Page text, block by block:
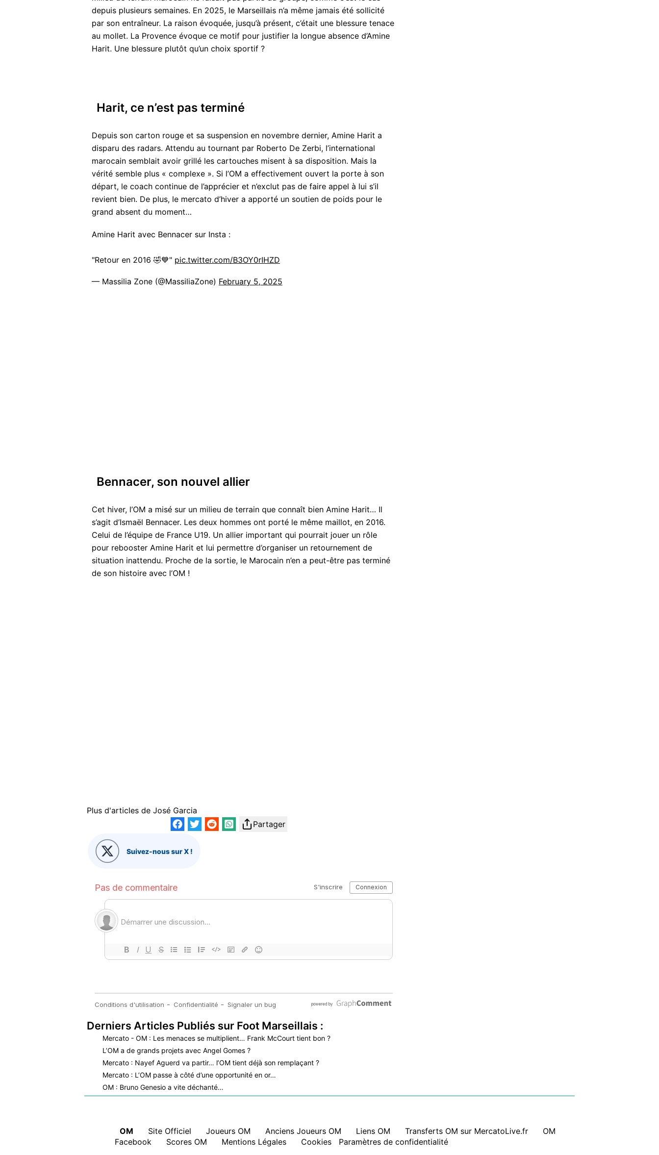
depuis plusieurs semaines. En 2025, le Marseillais n’a même jamais été sollicité
par son entraîneur. La raison évoquée, jusqu’à présent, c’était une blessure tenace
au mollet. La Provence évoque ce motif pour justifier la longue absence d’Amine
Harit. Une blessure plutôt qu’un choix sportif ?
Harit, ce n’est pas terminé
Depuis son carton rouge et sa suspension en novembre dernier, Amine Harit a
disparu des radars. Attendu au tournant par Roberto De Zerbi, l’international
marocain semblait avoir grillé les cartouches misent à sa disposition. Mais la
vérité semble plus « complexe ». Si l’OM a effectivement ouvert la porte à son
départ, le coach continue de l’apprécier et n’exclut pas de faire appel à lui s’il
revient bien. De plus, le mercato d’hiver a apporté un soutien de poids pour le
grand absent du moment…
Amine Harit avec Bennacer sur Insta :
"Retour en 2016 🤣💙" pic.twitter.com/B3OY0rIHZD
— Massilia Zone (@MassiliaZone) February 5, 2025
Bennacer, son nouvel allier
Cet hiver, l’OM a misé sur un milieu de terrain que connaît bien Amine Harit… Il
s’agit d’Ismaël Bennacer. Les deux hommes ont porté le même maillot, en 2016.
Celui de l’équipe de France U19. Un allier important qui pourrait jouer un rôle
pour rebooster Amine Harit et lui permettre d’organiser un retournement de
situation inattendu. Proche de la sortie, le Marocain n’en a peut-être pas terminé
de son histoire avec l’OM !
Plus d'articles de José Garcia
Partager
Suivez-nous sur X !
Derniers Articles Publiés sur Foot Marseillais :
Mercato - OM : Les menaces se multiplient… Frank McCourt tient bon ?
L’OM a de grands projets avec Angel Gomes ?
Mercato : Nayef Aguerd va partir… l’OM tient déjà son remplaçant ?
Mercato : L’OM passe à côté d’une opportunité en or…
OM : Bruno Genesio a vite déchanté…
OM Site Officiel Joueurs OM Anciens Joueurs OM Liens OM Transferts OM sur MercatoLive.fr
OM
Facebook
Scores OM Mentions Légales Cookies Paramètres de confidentialité